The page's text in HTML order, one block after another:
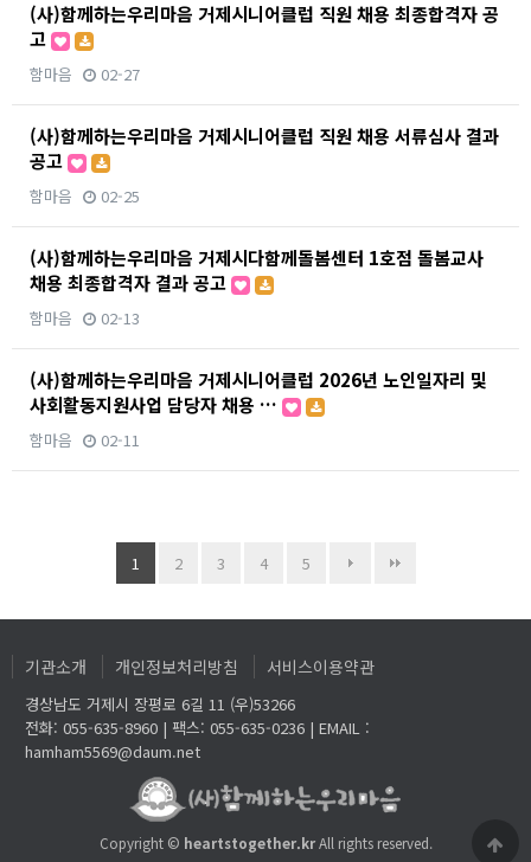
(사)함께하는우리마음 거제시니어클럽 직원 채용 최종합격자 공
고
함마음 02-27
(사)함께하는우리마음 거제시니어클럽 직원 채용 서류심사 결과
공고
함마음 02-25
(사)함께하는우리마음 거제시다함께돌봄센터 1호점 돌봄교사
채용 최종합격자 결과 공고
함마음 02-13
(사)함께하는우리마음 거제시니어클럽 2026년 노인일자리 및
사회활동지원사업 담당자 채용 …
함마음 02-11
1 2 3 4 5
기관소개 개인정보처리방침 서비스이용약관
경상남도 거제시 장평로 6길 11 (우)53266
전화: 055-635-8960 | 팩스: 055-635-0236 | EMAIL :
hamham5569@daum.net
Copyright © heartstogether.krAll rights reserved.